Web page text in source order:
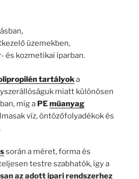
üzemekben,
és kozmetikai iparban.
tartályoka
miatt különösen
míg a PEműanyag
víz, öntözőfolyadékok és
során a méret, forma és
testre szabhatók, így a
az adott ipari rendszerhez